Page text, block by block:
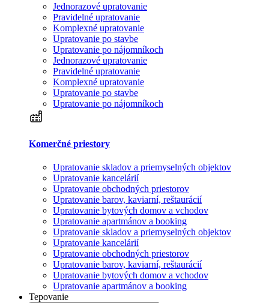
Jednorazové upratovanie
Pravidelné upratovanie
Komplexné upratovanie
Upratovanie po stavbe
Upratovanie po nájomníkoch
Jednorazové upratovanie
Pravidelné upratovanie
Komplexné upratovanie
Upratovanie po stavbe
Upratovanie po nájomníkoch
Komerčné priestory
Upratovanie skladov a priemyselných objektov
Upratovanie kancelárií
Upratovanie obchodných priestorov
Upratovanie barov, kaviarní, reštaurácií
Upratovanie bytových domov a vchodov
Upratovanie apartmánov a booking
Upratovanie skladov a priemyselných objektov
Upratovanie kancelárií
Upratovanie obchodných priestorov
Upratovanie barov, kaviarní, reštaurácií
Upratovanie bytových domov a vchodov
Upratovanie apartmánov a booking
Tepovanie